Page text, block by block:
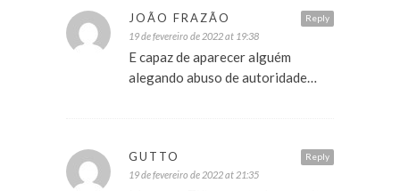
Reply
JOÃO FRAZÃO
19 de fevereiro de 2022 at 19:38
E capaz de aparecer alguém
alegando abuso de autoridade…
Reply
GUTTO
19 de fevereiro de 2022 at 21:35